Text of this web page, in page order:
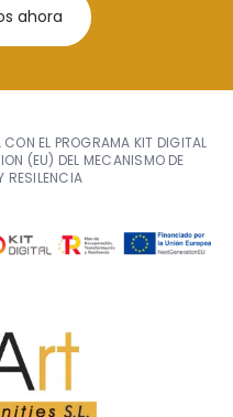
ahora
EL PROGRAMA KIT DIGITAL
(EU) DEL MECANISMO DE
RESILENCIA